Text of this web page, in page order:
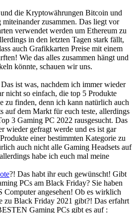
die Kryptowährungen Bitcoin und
miteinander zusammen. Das liegt vor
verwendet werden um Ethereum zu
in den letzten Tagen stark fällt,
auch Grafikkarten Preise mit einem
Wie das alles zusammen hängt und
könnte, schauen wir uns.
ist was, nachdem ich immer wieder
nicht so einfach, die top 5 Produkte
zu finden, denn ich kann natürlich auch
auf dem Markt für euch teste, allerdings
3 Gaming PC 2022 rausgesucht. Das
wieder gefragt werde und es ist gar
einer bestimmten Kategorie zu
auch nicht alle Gaming Headsets auf
habe ich euch mal meine
?! Das habt ihr euch gewünscht! Gibt
PCs am Black Friday? Sie haben
Computer angesehen! Ob es wirklich
zu Black Friday 2021 gibt?! Das erfahrt
Gaming PCs gibt es auf :